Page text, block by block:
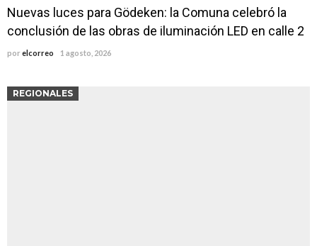
Nuevas luces para Gödeken: la Comuna celebró la
conclusión de las obras de iluminación LED en calle 2
por elcorreo 1 agosto, 2026
REGIONALES